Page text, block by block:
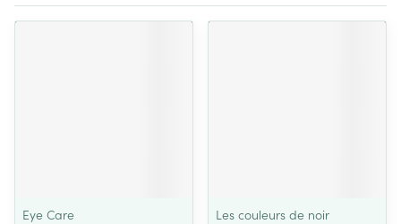
Eye Care
Les couleurs de noir